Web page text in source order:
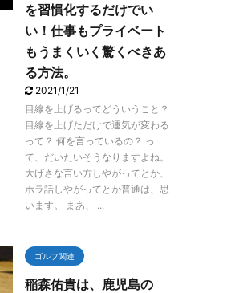
を習慣化するだけでい
い！仕事もプライベート
もうまくいく驚くべきあ
る方法。
2021/1/21
目線を上げるってどういうこと？
目線を上げただけで運気が変わる
って？ 何を言っているの？ っ
て、だいたいそうなりますよね。
大げさな言い方しやがってとか、
ホラ話しやがってとか普通は、思
います。 まあ、 ...
ゴルフ関連
稲森佑貴は、鹿児島の